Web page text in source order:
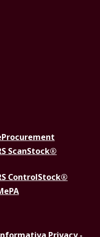
ScanStock®
ControlStock®